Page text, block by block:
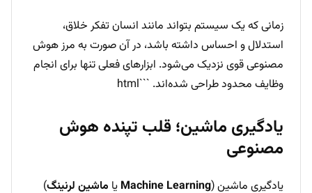
زمانی که یک سیستم بتواند مانند انسان تفکر خلاق،
استدلال و احساس داشته باشد، در آن صورت به مرز هوش
مصنوعی قوی نزدیک می‌شود. ابزارهای فعلی تنها برای انجام
وظایف محدود طراحی شده‌اند. ```html
یادگیری ماشین؛ قلب تپنده هوش
مصنوعی
یادگیری ماشین (Machine Learning یا ماشین لرنینگ)